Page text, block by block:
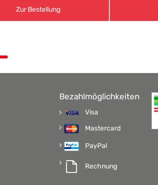
Zur Bestellung
Bezahlmöglichkeiten
Visa
Mastercard
PayPal
Rechnung